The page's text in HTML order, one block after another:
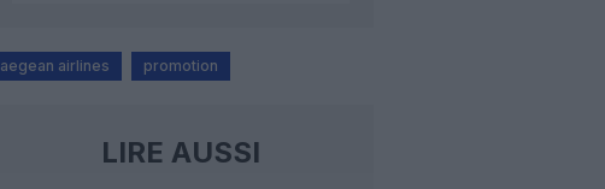
aegean airlines promotion
LIRE AUSSI